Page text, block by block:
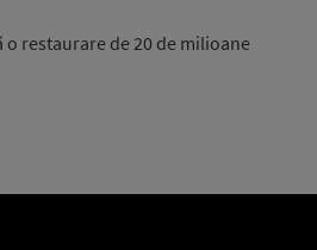
restaurare de 20 de milioane